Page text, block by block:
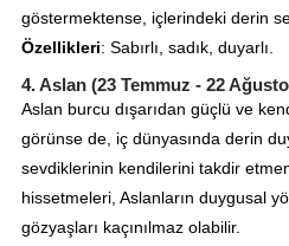
göstermektense, içlerindeki derin
Özellikleri: Sabırlı, sadık, duyarlı.
4.Aslan (23 Temmuz - 22
Aslan burcu dışarıdan güçlü ve
görünse de, iç dünyasında derin
sevdiklerinin kendilerini takdir
hissetmeleri, Aslanların duygusal
gözyaşları kaçınılmaz olabilir.